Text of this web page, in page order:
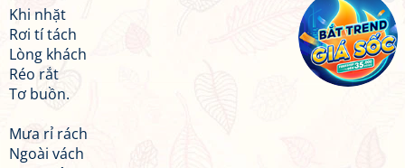
Khi nhặt
Rơi tí tách
Lòng khách
Réo rắt
Tơ buồn.
Mưa rỉ rách
Ngoài vách